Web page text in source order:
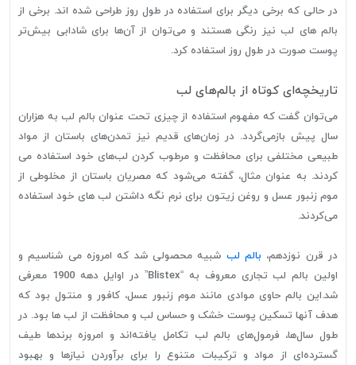
در حالی که برخی دیگر برای استفاده در طول روز طراحی شده اند. برخی از
بالم های لب نیز رنگی هستند و می‌توان از آن‌ها برای شادابی بیش‌تر
پوست صورت در طول روز استفاده کرد.
تاریخچه‌ای کوتاه از بالم‌های لب
می‌توان گفت که مفهوم استفاده از چیزی تحت عنوان بالم لب به هزاران
سال پیش بازمی‌گردد. در زمان‌های قدیم نیز تمدن‌های باستان از مواد
طبیعی مختلفی برای محافظت و مرطوب کردن لب‌های خود استفاده می
کردند. به عنوان مثال، گفته می‌شود که مصریان باستان از مخلوطی از
موم زنبور عسل و روغن زیتون برای نرم نگه داشتن لب های خود استفاده
می‌کردند.
در قرن نوزدهم، بالم لب شبیه محصولی شد که امروزه می شناسیم و
اولین بالم لب تجاری معروف به “Blistex” در اوایل دهه 1900 معرفی
شد.این بالم حاوی موادی مانند موم زنبور عسل، کافور و منتول بود که
هدف آنها تسکین پوست خشک و حساس لب و محافظت از لب ها بود. در
طول سال‌ها، فرمول‌های بالم لب تکامل یافته‌اند و امروزه برندها طیف
گسترده‌ای از مواد و ترکیبات متنوع را برای برآوردن نیازها و بهبود